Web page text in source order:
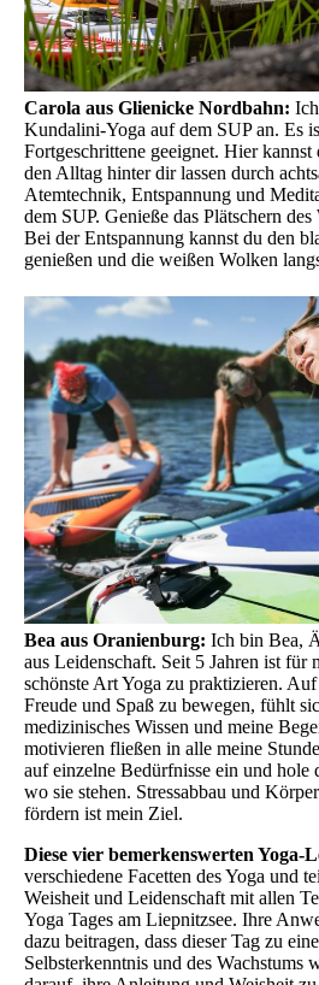
Carola aus Glienicke Nordbahn:
Kundalini-Yoga auf dem SUP an. Es
Fortgeschrittene geeignet. Hier
den Alltag hinter dir lassen durch
Atemtechnik, Entspannung und
dem SUP. Genieße das Plätschern
Bei der Entspannung kannst du den
genießen und die weißen Wolken
Bea aus Oranienburg: Ich bin Bea,
aus Leidenschaft. Seit 5 Jahren ist für
schönste Art Yoga zu praktizieren.
Freude und Spaß zu bewegen, fühlt
medizinisches Wissen und meine
motivieren fließen in alle meine
auf einzelne Bedürfnisse ein und hole
wo sie stehen. Stressabbau und
fördern ist mein Ziel.
Diese vier bemerkenswerten Yoga-
verschiedene Facetten des Yoga und
Weisheit und Leidenschaft mit allen
Yoga Tages am Liepnitzsee. Ihre
dazu beitragen, dass dieser Tag zu
Selbsterkenntnis und des Wachstums